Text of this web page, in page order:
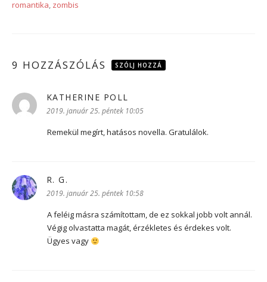
romantika, zombis
9 HOZZÁSZÓLÁS SZÓLJ HOZZÁ
KATHERINE POLL
2019. január 25. péntek 10:05
Remekül megírt, hatásos novella. Gratulálok.
R. G.
2019. január 25. péntek 10:58
A feléig másra számítottam, de ez sokkal jobb volt annál.
Végig olvastatta magát, érzékletes és érdekes volt.
Ügyes vagy